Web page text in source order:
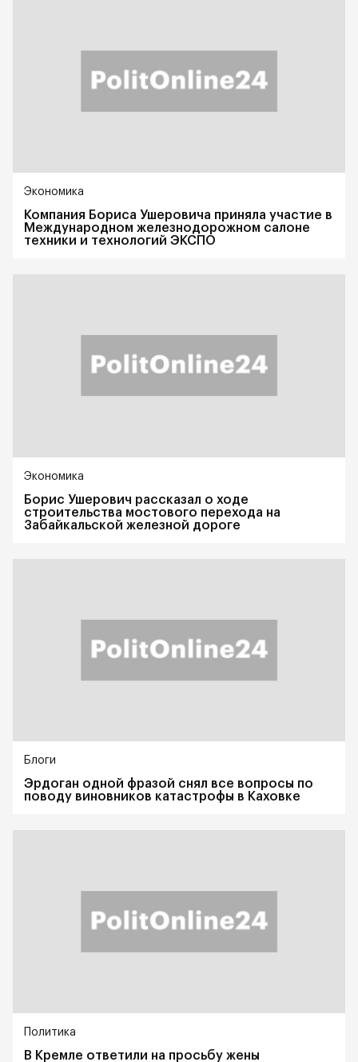
Экономика
Компания Бориса Ушеровича приняла участие в
Международном железнодорожном салоне
техники и технологий ЭКСПО
Экономика
Борис Ушерович рассказал о ходе
строительства мостового перехода на
Забайкальской железной дороге
Блоги
Эрдоган одной фразой снял все вопросы по
поводу виновников катастрофы в Каховке
Политика
В Кремле ответили на просьбу жены